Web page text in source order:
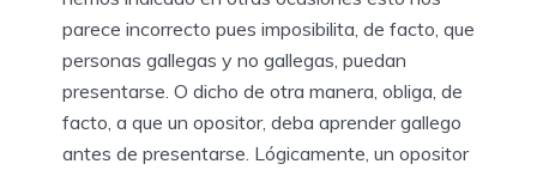
parece incorrecto pues imposibilita, de facto, que
personas gallegas y no gallegas, puedan
presentarse. O dicho de otra manera, obliga, de
facto, a que un opositor, deba aprender gallego
antes de presentarse. Lógicamente, un opositor